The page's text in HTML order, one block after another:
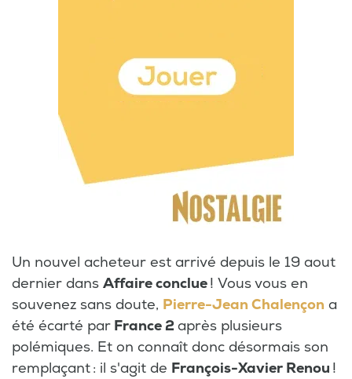
Un nouvel acheteur est arrivé depuis le 19 aout
dernier dans Affaire conclue! Vous vous en
souvenez sans doute, Pierre-Jean Chalençon a
été écarté par France 2 après plusieurs
polémiques. Et on connaît donc désormais son
remplaçant : il s'agit de François-Xavier Renou !